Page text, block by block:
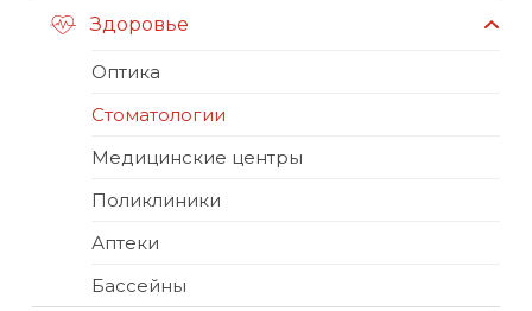
Здоровье
Оптика
Стоматологии
Медицинские центры
Поликлиники
Аптеки
Бассейны